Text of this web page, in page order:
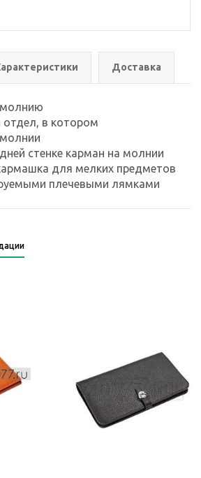
Доставка
молнию
в котором
стенке карман на молнии
для мелких предметов
плечевыми лямками